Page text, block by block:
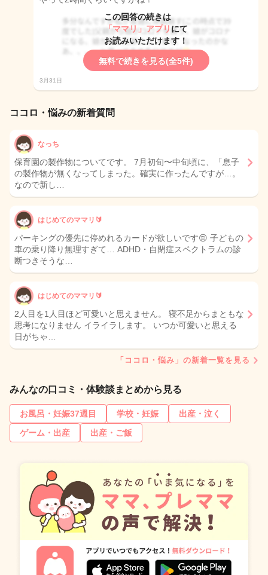
この回答の続きは
「ママリ」アプリ にて
お読みいただけます！
無料で続きを見る(全5件)
3月31日
ココロ・悩みの新着質問
なっち
保育園の製作物についてです。 7月初旬〜中旬頃に、「息子
の製作物が無くなってしまった。確実に作ったんですが…。
なので新し…
はじめてのママリ🔰
パーキングの優先に停めれるカードが欲しいです😔 子どもの
車の乗り降り無理すぎて… ADHD・自閉症スペクトラムの診
断つきそうな…
はじめてのママリ🔰
2人目を1人目ほど可愛いと思えません。 寝不足からまともな
思考になりません イライラします。 いつか可愛いと思える
日がちゃ…
「ココロ・悩み」の新着一覧を見る
みんなの口コミ・体験談まとめから見る
お風呂・妊娠37週目 学校・妊娠
出産・泣く
ゲーム・出産
出産・ご飯